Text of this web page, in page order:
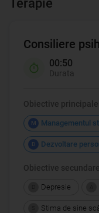
Terapie
Consiliere
00:50
Durata
Obiective principale
M Managementul
D Dezvoltare
Obiective secundare
Depresie
Stima de sine